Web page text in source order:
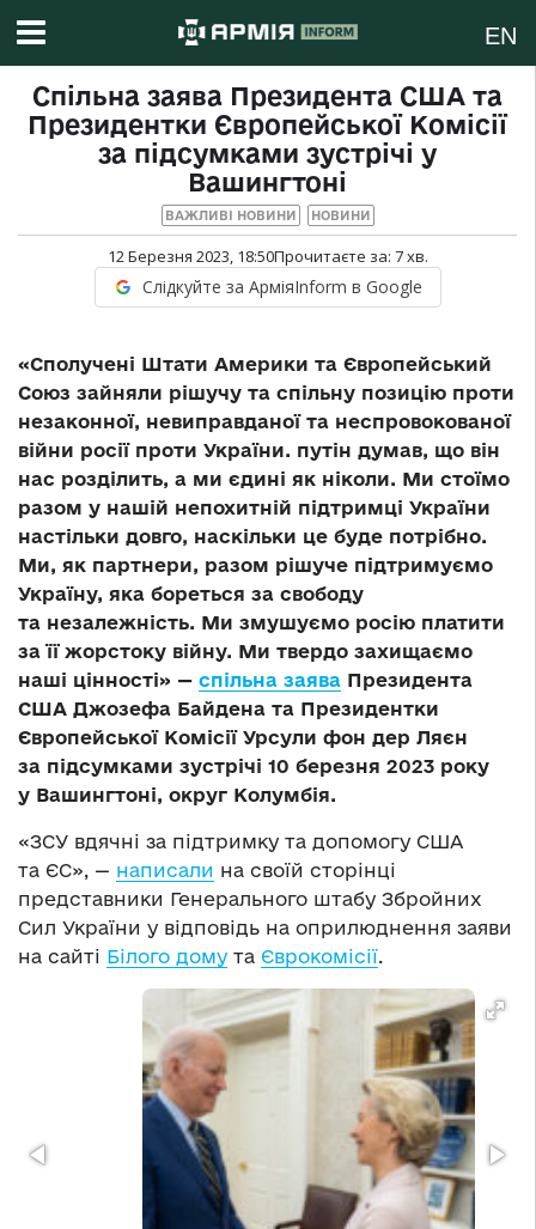
EN
Спільна заява Президента США та
Президентки Європейської Комісії
за підсумками зустрічі у
Вашингтоні
ВАЖЛИВІ НОВИНИ НОВИНИ
12 Березня 2023, 18:50Прочитаєте за: 7хв.
Слідкуйте за АрміяInform в Google
«Сполучені Штати Америки та Європейський
Союз зайняли рішучу та спільну позицію проти
незаконної, невиправданої та неспровокованої
війни росії проти України. путін думав, що він
нас розділить, а ми єдині як ніколи. Ми стоїмо
разом у нашій непохитній підтримці України
настільки довго, наскільки це буде потрібно.
Ми, як партнери, разом рішуче підтримуємо
Україну, яка бореться за свободу
та незалежність. Ми змушуємо росію платити
за її жорстоку війну. Ми твердо захищаємо
наші цінності» — спільна заява Президента
США Джозефа Байдена та Президентки
Європейської Комісії Урсули фон дер Ляєн
за підсумками зустрічі 10 березня 2023 року
у Вашингтоні, округ Колумбія.
«ЗСУ вдячні за підтримку та допомогу США
та ЄС», — написали на своїй сторінці
представники Генерального штабу Збройних
Сил України у відповідь на оприлюднення заяви
на сайті Білого дому та Єврокомісії.